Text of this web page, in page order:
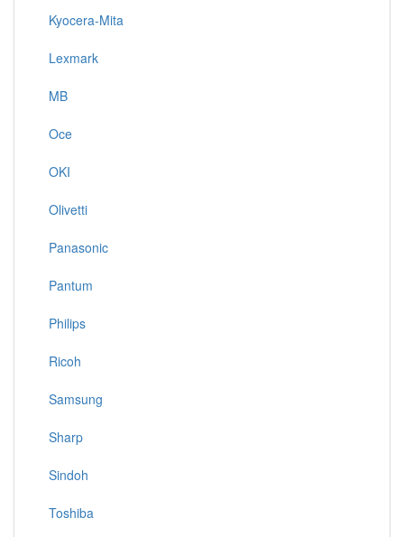
Kyocera-Mita
Lexmark
MB
Oce
OKI
Olivetti
Panasonic
Pantum
Philips
Ricoh
Samsung
Sharp
Sindoh
Toshiba